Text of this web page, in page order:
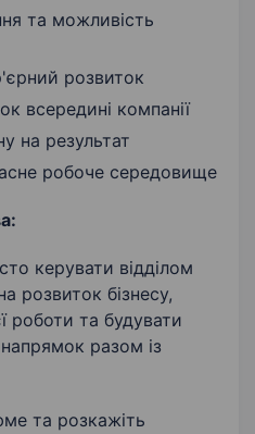
та можливість
розвиток
всередині компанії
на результат
робоче середовище
керувати відділом
розвиток бізнесу,
роботи та будувати
разом із
та розкажіть